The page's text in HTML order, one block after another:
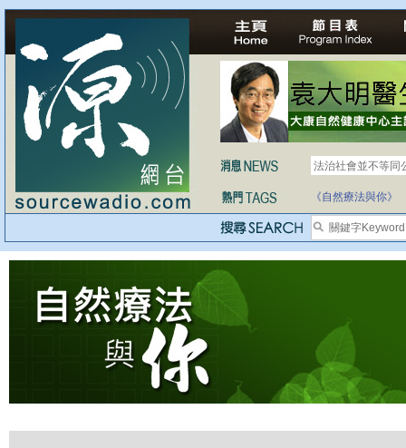
法治社會並不等同
《自然療法與你》